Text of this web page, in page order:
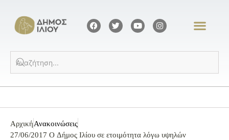
ΑρχικήΑνακοινώσεις
27/06/2017 O Δήμος Ιλίου σε ετοιμότητα λόγω υψηλών